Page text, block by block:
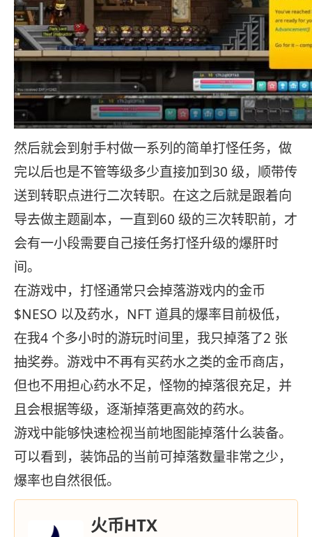
然后就会到射手村做一系列的简单打怪任务，做
完以后也是不管等级多少直接加到30 级，顺带传
送到转职点进行二次转职。在这之后就是跟着向
导去做主题副本，一直到60 级的三次转职前，才
会有一小段需要自己接任务打怪升级的爆肝时
间。
在游戏中，打怪通常只会掉落游戏内的金币
$NESO 以及药水，NFT 道具的爆率目前极低，
在我4 个多小时的游玩时间里，我只掉落了2 张
抽奖券。游戏中不再有买药水之类的金币商店，
但也不用担心药水不足，怪物的掉落很充足，并
且会根据等级，逐渐掉落更高效的药水。
游戏中能够快速检视当前地图能掉落什么装备。
可以看到，装饰品的当前可掉落数量非常之少，
爆率也自然很低。
火币HTX